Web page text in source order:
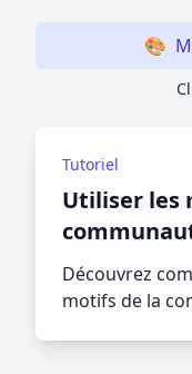
🎨
Tutoriel
Utiliser les
Découvrez
motifs de la